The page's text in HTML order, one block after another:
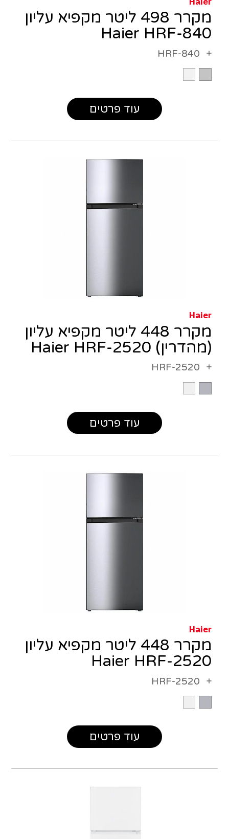
מקרר 498 ליטר מקפיא עליון
Haier HRF-840
HRF-840
עוד פרטים
Haier
מקרר 448 ליטר מקפיא עליון
(מהדרין) Haier HRF-2520
HRF-2520
עוד פרטים
Haier
מקרר 448 ליטר מקפיא עליון
Haier HRF-2520
HRF-2520
עוד פרטים